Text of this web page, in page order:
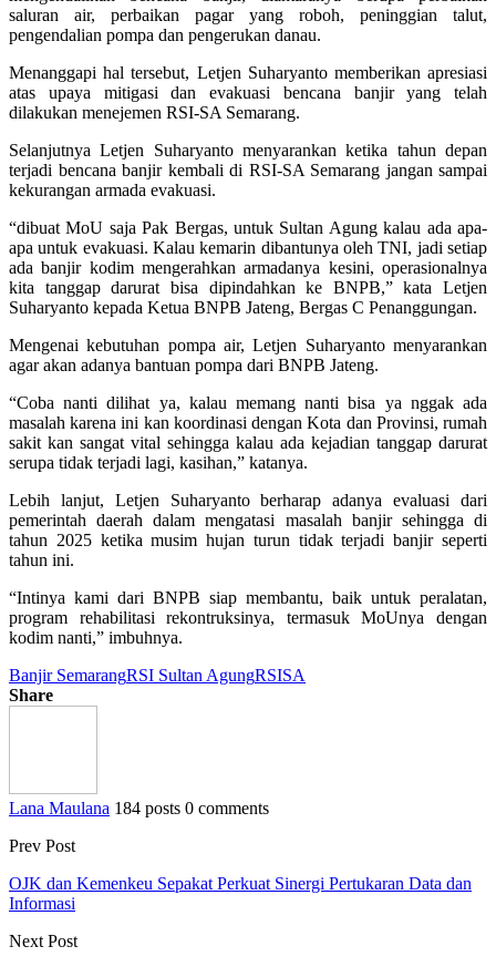
saluran air, perbaikan pagar yang roboh, peninggian talut,
pengendalian pompa dan pengerukan danau.
Menanggapi hal tersebut, Letjen Suharyanto memberikan apresiasi
atas upaya mitigasi dan evakuasi bencana banjir yang telah
dilakukan menejemen RSI-SA Semarang.
Selanjutnya Letjen Suharyanto menyarankan ketika tahun depan
terjadi bencana banjir kembali di RSI-SA Semarang jangan sampai
kekurangan armada evakuasi.
“dibuat MoU saja Pak Bergas, untuk Sultan Agung kalau ada apa-
apa untuk evakuasi. Kalau kemarin dibantunya oleh TNI, jadi setiap
ada banjir kodim mengerahkan armadanya kesini, operasionalnya
kita tanggap darurat bisa dipindahkan ke BNPB,” kata Letjen
Suharyanto kepada Ketua BNPB Jateng, Bergas C Penanggungan.
Mengenai kebutuhan pompa air, Letjen Suharyanto menyarankan
agar akan adanya bantuan pompa dari BNPB Jateng.
“Coba nanti dilihat ya, kalau memang nanti bisa ya nggak ada
masalah karena ini kan koordinasi dengan Kota dan Provinsi, rumah
sakit kan sangat vital sehingga kalau ada kejadian tanggap darurat
serupa tidak terjadi lagi, kasihan,” katanya.
Lebih lanjut, Letjen Suharyanto berharap adanya evaluasi dari
pemerintah daerah dalam mengatasi masalah banjir sehingga di
tahun 2025 ketika musim hujan turun tidak terjadi banjir seperti
tahun ini.
“Intinya kami dari BNPB siap membantu, baik untuk peralatan,
program rehabilitasi rekontruksinya, termasuk MoUnya dengan
kodim nanti,” imbuhnya.
Banjir SemarangRSI Sultan AgungRSISA
Share
Lana Maulana 184 posts 0 comments
Prev Post
OJK dan Kemenkeu Sepakat Perkuat Sinergi Pertukaran Data dan
Informasi
Next Post